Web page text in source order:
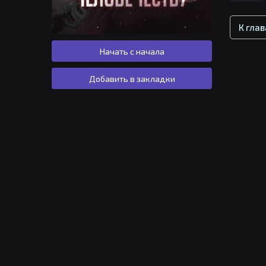
Начать с начала
Добавить в закладки
К